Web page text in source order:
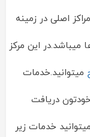
اصلی در زمینه
این مرکز
میتوانید.خدمات
دریافت
خدمات زیر